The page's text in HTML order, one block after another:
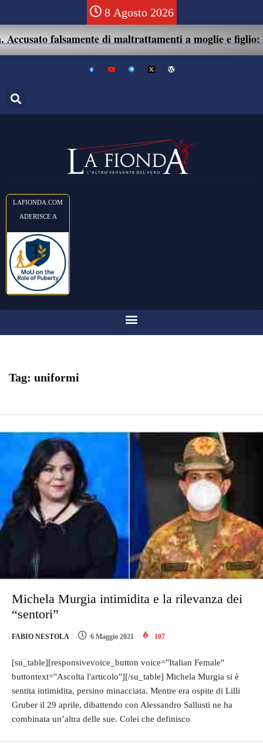
8 Agosto 2026
falsamente di maltrattamenti a moglie e figlio:
LAFIONDA.COM
ADERISCE A
Tag: uniformi
Michela Murgia intimidita e la rilevanza dei
“sentori”
FABIO NESTOLA 6 Maggio 2021 107
[su_table][responsivevoice_button voice="Italian Female"
buttontext="Ascolta l'articolo"][/su_table] Michela Murgia si è
sentita intimidita, persino minacciata. Mentre era ospite di Lilli
Gruber il 29 aprile, dibattendo con Alessandro Sallusti ne ha
combinata un’altra delle sue. Colei che definisco